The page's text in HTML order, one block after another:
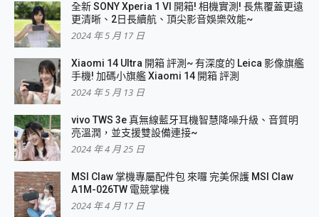
全新 SONY Xperia 1 VI 開箱! 相機實測! 長焦覆蓋更遠
更清晰、2日長續航、頂尖影音娛樂效能~
2024 年 5 月 17 日
Xiaomi 14 Ultra 開箱 評測~ 有深度的 Leica 影像旗艦
手機! 加碼小旗艦 Xiaomi 14 開箱 評測
2024 年 5 月 13 日
vivo TWS 3e 真無線藍牙耳機智慧降噪升級、音質明
亮溫潤，並支援雙設備連接~
2024 年 4 月 25 日
MSI Claw 掌機專屬配件包 來囉 完美保護 MSI Claw
A1M-026TW 電競掌機
2024 年 4 月 17 日